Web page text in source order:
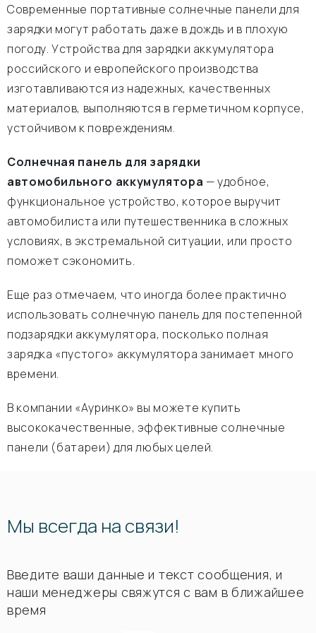
Современные портативные солнечные панели для
зарядки могут работать даже в дождь и в плохую
погоду. Устройства для зарядки аккумулятора
российского и европейского производства
изготавливаются из надежных, качественных
материалов, выполняются в герметичном корпусе,
устойчивом к повреждениям.
Солнечная панель для зарядки
автомобильного аккумулятора — удобное,
функциональное устройство, которое выручит
автомобилиста или путешественника в сложных
условиях, в экстремальной ситуации, или просто
поможет сэкономить.
Еще раз отмечаем, что иногда более практично
использовать солнечную панель для постепенной
подзарядки аккумулятора, посколько полная
зарядка «пустого» аккумулятора занимает много
времени.
В компании «Ауринко» вы можете купить
высококачественные, эффективные солнечные
панели (батареи) для любых целей.
Мы всегда на связи!
Введите ваши данные и текст сообщения, и
наши менеджеры свяжутся с вам в ближайшее
время